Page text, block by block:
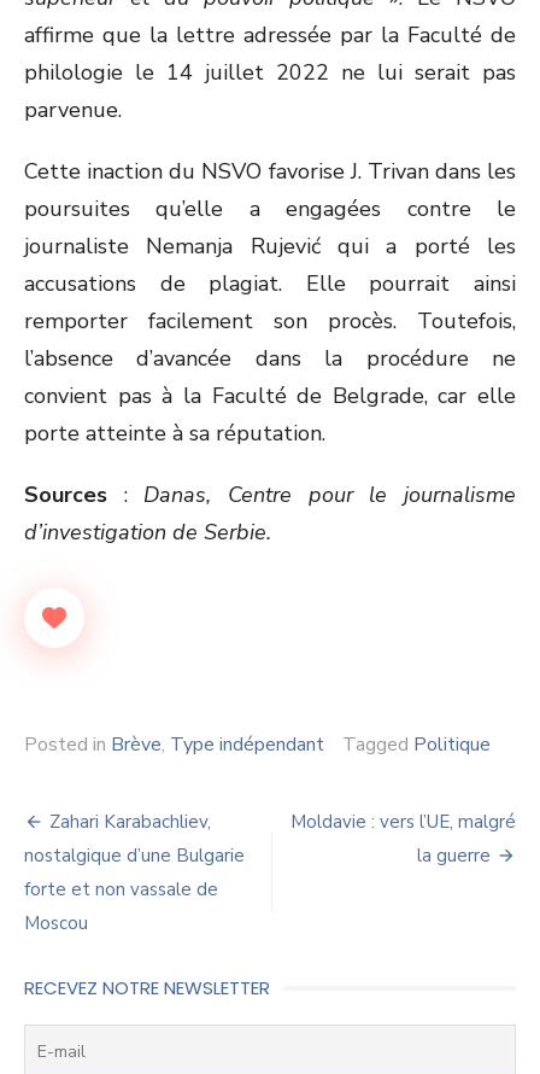
affirme que la lettre adressée par la Faculté de
philologie le 14 juillet 2022 ne lui serait pas
parvenue.
Cette inaction du NSVO favorise J. Trivan dans les
poursuites qu’elle a engagées contre le
journaliste Nemanja Rujević qui a porté les
accusations de plagiat. Elle pourrait ainsi
remporter facilement son procès. Toutefois,
l’absence d’avancée dans la procédure ne
convient pas à la Faculté de Belgrade, car elle
porte atteinte à sa réputation.
Sources : Danas, Centre pour le journalisme
d’investigation de Serbie.
Posted in Brève, Type indépendant Tagged Politique
Navigation
de
l’article
Zahari Karabachliev,
nostalgique d’une Bulgarie
forte et non vassale de
Moscou
Moldavie : vers l’UE, malgré
la guerre
RECEVEZ NOTRE NEWSLETTER